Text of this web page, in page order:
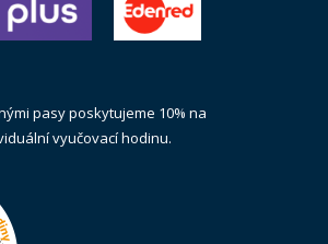
pasy poskytujeme 10% na
vyučovací hodinu.